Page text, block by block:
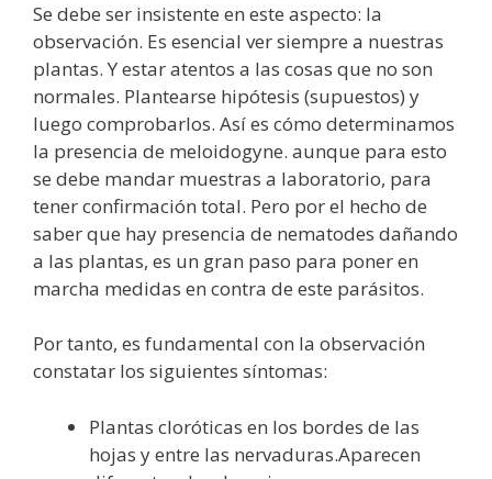
Se debe ser insistente en este aspecto: la
observación. Es esencial ver siempre a nuestras
plantas. Y estar atentos a las cosas que no son
normales. Plantearse hipótesis (supuestos) y
luego comprobarlos. Así es cómo determinamos
la presencia de meloidogyne. aunque para esto
se debe mandar muestras a laboratorio, para
tener confirmación total. Pero por el hecho de
saber que hay presencia de nematodes dañando
a las plantas, es un gran paso para poner en
marcha medidas en contra de este parásitos.
Por tanto, es fundamental con la observación
constatar los siguientes síntomas:
Plantas cloróticas en los bordes de las
hojas y entre las nervaduras.Aparecen